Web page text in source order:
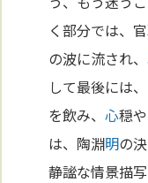
く部分では、
の波に流され、
して最後には
を飲み、心穏
は、陶淵明の
静謐な情景描